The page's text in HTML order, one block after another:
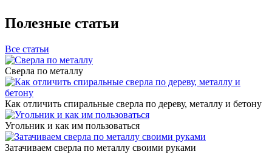
Полезные статьи
Все статьи
Сверла по металлу
Как отличить спиральные сверла по дереву, металлу и бетону
Угольник и как им пользоваться
Затачиваем сверла по металлу своими руками